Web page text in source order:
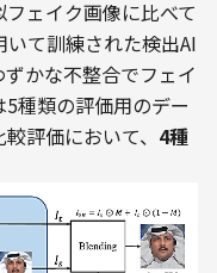
ェイク画像に比べて
て訓練された検出AI
かな不整合でフェイ
種類の評価用のデー
評価において、 4種